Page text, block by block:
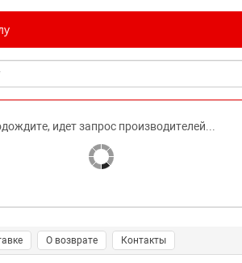
идет запрос производителей...
О возврате Контакты